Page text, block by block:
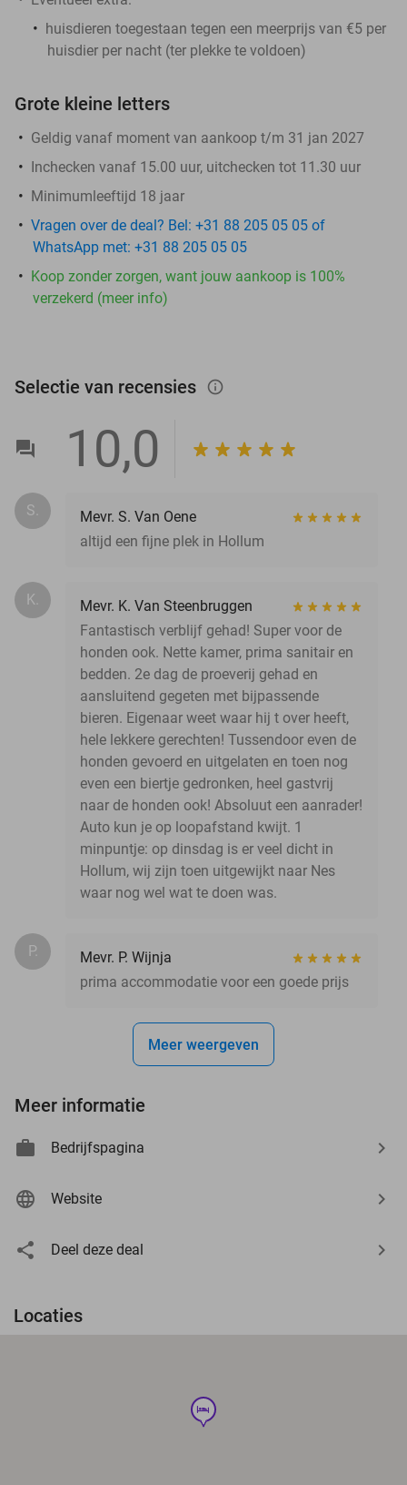
huisdieren toegestaan tegen een meerprijs van €5 per
huisdier per nacht (ter plekke te voldoen)
Grote kleine letters
Geldig vanaf moment van aankoop t/m 31 jan 2027
Inchecken vanaf 15.00 uur, uitchecken tot 11.30 uur
Minimumleeftijd 18 jaar
Vragen over de deal? Bel: +31 88 205 05 05 of
WhatsApp met: +31 88 205 05 05
Koop zonder zorgen, want jouw aankoop is 100%
verzekerd (meer info)
Selectie van recensies info_outlined
10,0
S.
Mevr. S. Van Oene
altijd een fijne plek in Hollum
K.
Mevr. K. Van Steenbruggen
Fantastisch verblijf gehad! Super voor de
honden ook. Nette kamer, prima sanitair en
bedden. 2e dag de proeverij gehad en
aansluitend gegeten met bijpassende
bieren. Eigenaar weet waar hij t over heeft,
hele lekkere gerechten! Tussendoor even de
honden gevoerd en uitgelaten en toen nog
even een biertje gedronken, heel gastvrij
naar de honden ook! Absoluut een aanrader!
Auto kun je op loopafstand kwijt. 1
minpuntje: op dinsdag is er veel dicht in
Hollum, wij zijn toen uitgewijkt naar Nes
waar nog wel wat te doen was.
P.
Mevr. P. Wijnja
prima accommodatie voor een goede prijs
Meer weergeven
Meer informatie
Bedrijfspagina
Website
Deel deze deal
Locaties
hotel